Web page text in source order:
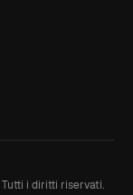
Tutti i diritti riservati.